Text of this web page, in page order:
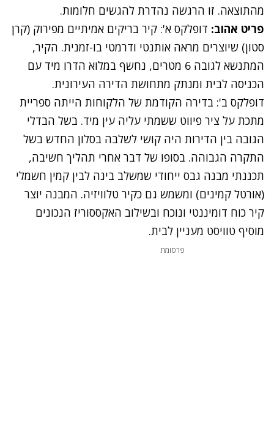
מהתוצאה. זו הרגשה נהדרת להגשים חלומות.
פריט אהוב: דופלקס א': קיר בריקים אמיתיים מפירוק (קרן
סטון) שיוצרים מראה אותנטי ודרמטי בו-זמנית. הקיר,
המתנשא לגובה 6 מטרים, נחשף במלוא הדרו מיד עם
הכניסה לבית ומנתק מתחושת הדירה העירונית.
דופלקס ב': בדירה הקודמת של הלקוחות הייתה ספריית
מתכת על ציר פיווט ששמתי עליה עין מיד. בשל הבדלי
הגובה בין הדירות היה קושי לשלבה בסלון החדש בשל
התקרה הגבוהה. בסופו של דבר אחרי תהליך חשיבה,
תכננתי מבנה גבס ייחודי שמשלב בינה לבין קמין חשמלי
(אורטל קמינים) ומשמש גם כקיר טלוויזיה. המבנה יוצר
קיר כוח דומיננטי ונוכח ובשילוב האקססוריז הנכונים
מוסיף טוויסט מעניין לבית.
פרסומת